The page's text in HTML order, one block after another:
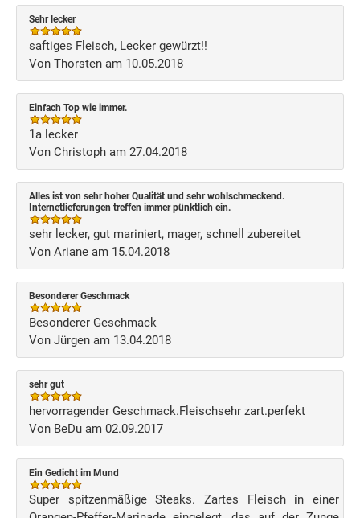
Sehr lecker
saftiges Fleisch, Lecker gewürzt!!
Von Thorsten am 10.05.2018
Einfach Top wie immer.
1a lecker
Von Christoph am 27.04.2018
Alles ist von sehr hoher Qualität und sehr wohlschmeckend.
Internetlieferungen treffen immer pünktlich ein.
sehr lecker, gut mariniert, mager, schnell zubereitet
Von Ariane am 15.04.2018
Besonderer Geschmack
Besonderer Geschmack
Von Jürgen am 13.04.2018
sehr gut
hervorragender Geschmack.Fleischsehr zart.perfekt
Von BeDu am 02.09.2017
Ein Gedicht im Mund
Super spitzenmäßige Steaks. Zartes Fleisch in einer